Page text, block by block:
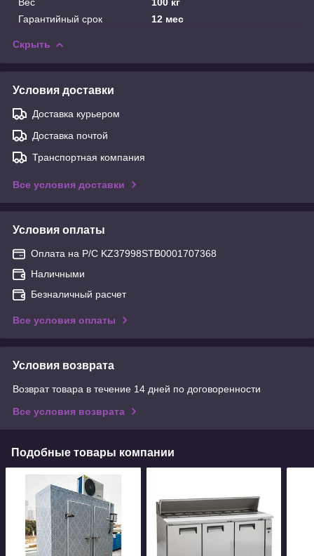
Гарантийный срок
12 мес
Скрыть
Условия доставки
Доставка курьером
Доставка почтой
Транспортная компания
Все условия доставки
Условия оплаты
Оплата на Р/С KZ37998STB0001707368
Наличными
Безналичный расчет
Все условия оплаты
Условия возврата
Возврат товара в течение 14 дней по договоренности
Все условия возврата
Подобные товары компании